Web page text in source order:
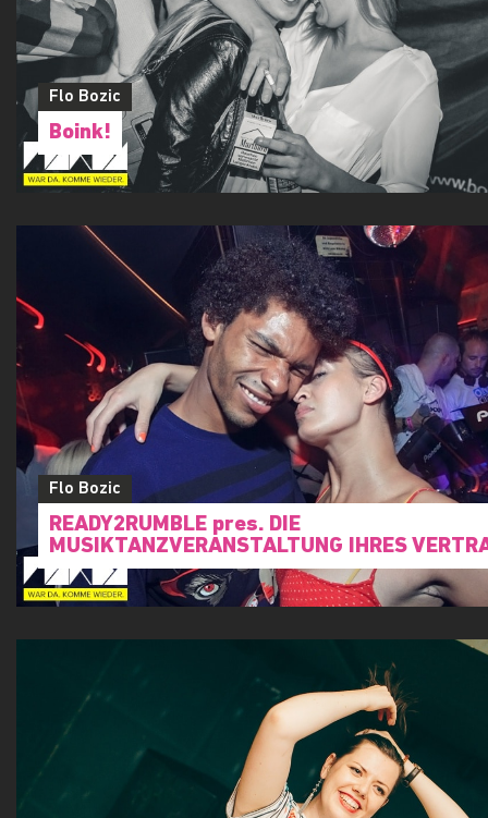
Flo Bozic
Boink!
Flo Bozic
READY2RUMBLE pres. DIE
MUSIKTANZVERANSTALTUNG IHRES